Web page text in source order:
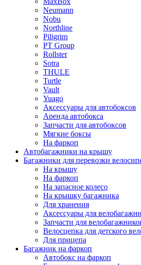
Neumann
Nobu
Northline
Piligrim
PT Group
Rollster
Sotra
THULE
Turtle
Vault
Yuago
Аксессуары для автобоксов
Аренда автобокса
Запчасти для автобоксов
Мягкие боксы
На фаркоп
Автобагажники на крышу
Багажники для перевозки
На крышу
На фаркоп
На запасное колесо
На крышку багажника
Для хранения
Аксессуары для
Запчасти для
Велосцепка для детского
Для прицепа
Багажник на фаркоп
Автобокс на фаркоп